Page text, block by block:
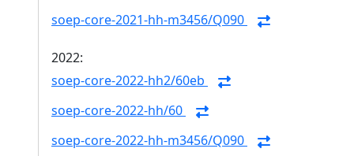
soep-core-2021-hh-m3456/Q090
2022:
soep-core-2022-hh2/60eb
soep-core-2022-hh/60
soep-core-2022-hh-m3456/Q090